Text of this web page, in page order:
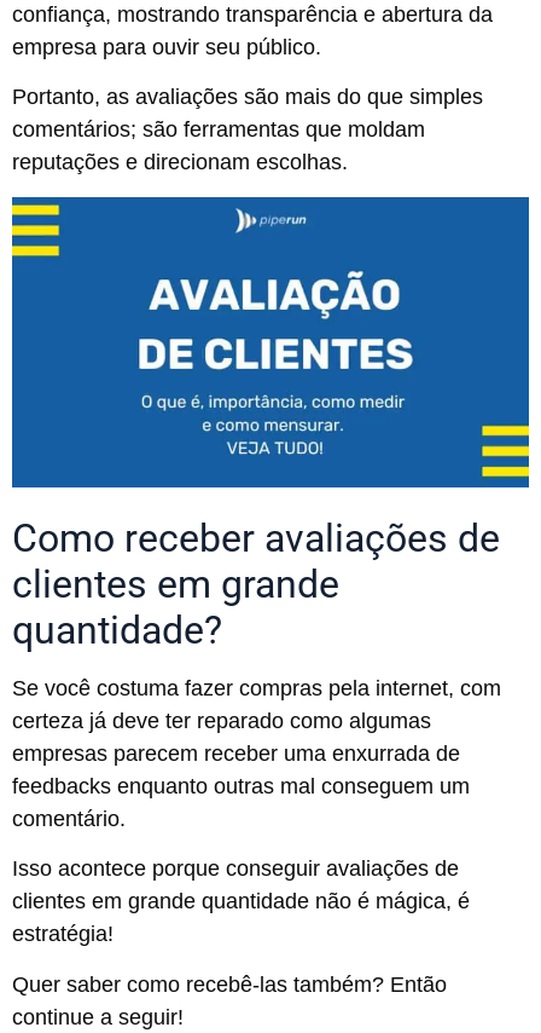
confiança, mostrando transparência e abertura da
empresa para ouvir seu público.
Portanto, as avaliações são mais do que simples
comentários; são ferramentas que moldam
reputações e direcionam escolhas.
Como receber avaliações de
clientes em grande
quantidade?
Se você costuma fazer compras pela internet, com
certeza já deve ter reparado como algumas
empresas parecem receber uma enxurrada de
feedbacks enquanto outras mal conseguem um
comentário.
Isso acontece porque conseguir avaliações de
clientes em grande quantidade não é mágica, é
estratégia!
Quer saber como recebê-las também? Então
continue a seguir!